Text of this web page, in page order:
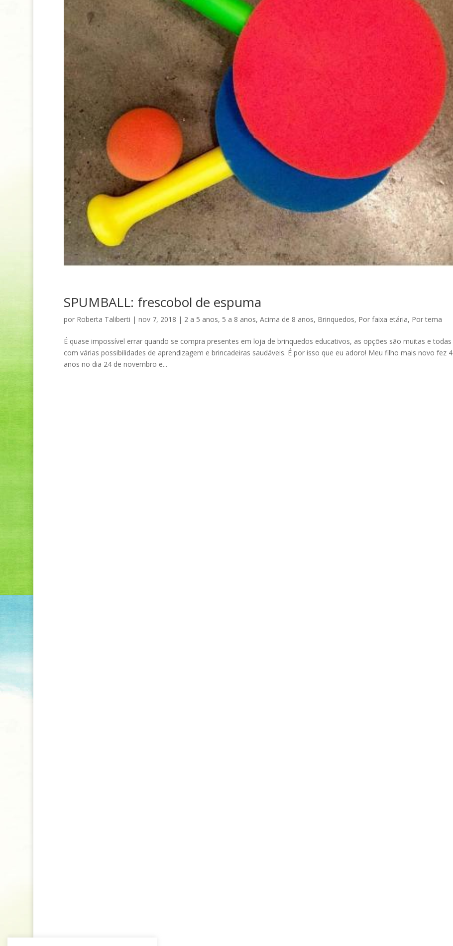
SPUMBALL: frescobol de espuma
por Roberta Taliberti | nov 7, 2018 | 2 a 5 anos, 5 a 8 anos, Acima de 8 anos, Brinquedos, Por faixa etária, Por tema
É quase impossível errar quando se compra presentes em loja de brinquedos educativos, as opções são muitas e todas
com várias possibilidades de aprendizagem e brincadeiras saudáveis. É por isso que eu adoro! Meu filho mais novo fez 4
anos no dia 24 de novembro e...